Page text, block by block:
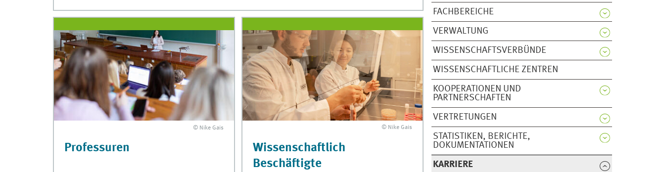
FACHBEREICHE
VERWALTUNG
WISSENSCHAFTSVERBÜNDE
WISSENSCHAFTLICHE ZENTREN
KOOPERATIONEN UND
PARTNERSCHAFTEN
VERTRETUNGEN
STATISTIKEN, BERICHTE,
DOKUMENTATIONEN
KARRIERE
© Nike Gais
Professuren
© Nike Gais
Wissenschaftlich
Beschäftigte